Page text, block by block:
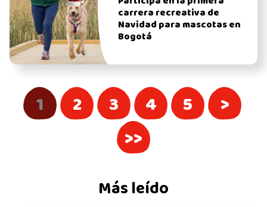
carrera recreativa de
Navidad para mascotas en
Bogotá
1 2 3 4 5
>
>>
Más leído